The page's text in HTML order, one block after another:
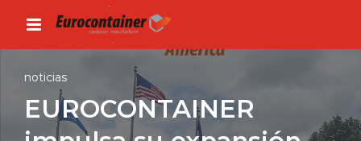
noticias
EUROCONTAINER